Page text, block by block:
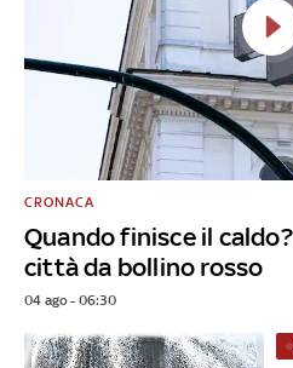
Quando finisce il
città da bollino rosso
CRONACA
04 ago - 06:30